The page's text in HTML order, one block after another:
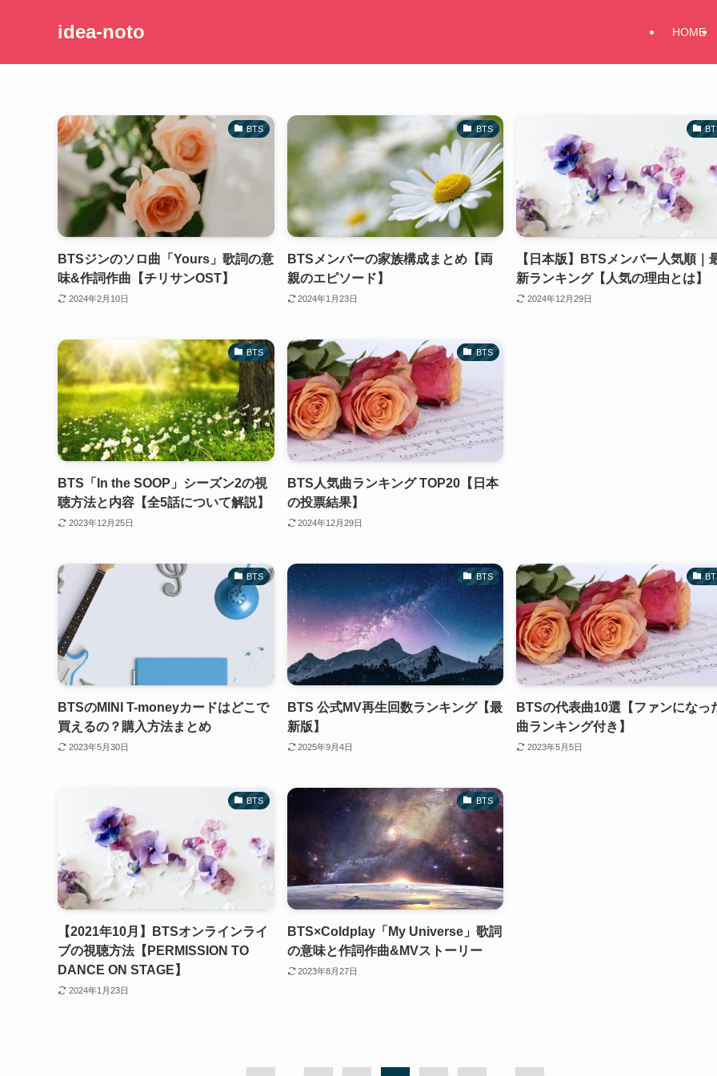
idea-noto HOME
BTS
BTSジンのソロ曲「Yours」歌詞の意
味&作詞作曲【チリサンOST】
2024年2月10日
BTS
BTSメンバーの家族構成まとめ【両
親のエピソード】
2024年1月23日
【日本版】BTSメンバー人気順｜
新ランキング【人気の理由とは】
2024年12月29日
BTS
BTS「In the SOOP」シーズン2の視
聴方法と内容【全5話について解説】
2023年12月25日
BTS
BTS人気曲ランキング TOP20【日本
の投票結果】
2024年12月29日
BTS
BTSのMINI T-moneyカードはどこで
買えるの？購入方法まとめ
2023年5月30日
BTS
BTS 公式MV再生回数ランキング【最
新版】
2025年9月4日
BTSの代表曲10選【ファンになっ
曲ランキング付き】
2023年5月5日
BTS
【2021年10月】BTSオンラインライ
ブの視聴方法【PERMISSION TO
DANCE ON STAGE】
2024年1月23日
BTS
BTS×Coldplay「My Universe」歌詞
の意味と作詞作曲&MVストーリー
2023年8月27日